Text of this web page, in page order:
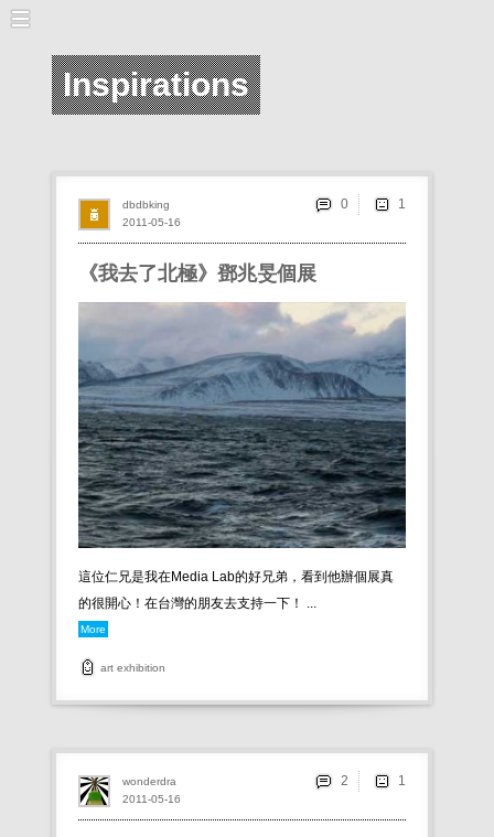
Inspirations
《我去了北極》鄧兆旻個展
這位仁兄是我在Media Lab的好兄弟，看到他辦個展真
的很開心！在台灣的朋友去支持一下！ ...
More
art exhibition
2011-05-16
dbdbking 0
2011-05-16
wonderdra 2